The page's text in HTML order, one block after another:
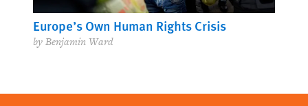
Europe’s Own Human Rights Crisis
by Benjamin Ward